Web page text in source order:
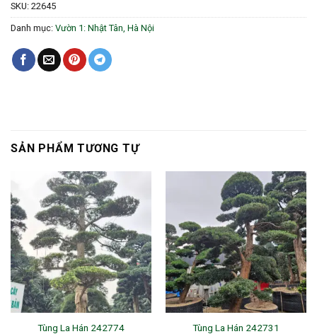
SKU: 22645
Danh mục: Vườn 1: Nhật Tân, Hà Nội
SẢN PHẨM TƯƠNG TỰ
Tùng La Hán 242774 Tùng La Hán 242731